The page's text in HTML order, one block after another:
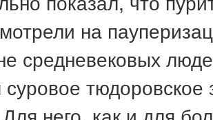
на
средневековых
тюдоровское